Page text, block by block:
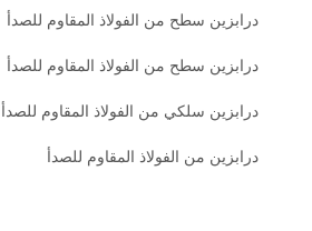
درابزين سطح من الفولاذ المقاوم للصدأ
درابزين سطح من الفولاذ المقاوم للصدأ
درابزين سلكي من الفولاذ المقاوم للصدأ
درابزين من الفولاذ المقاوم للصدأ